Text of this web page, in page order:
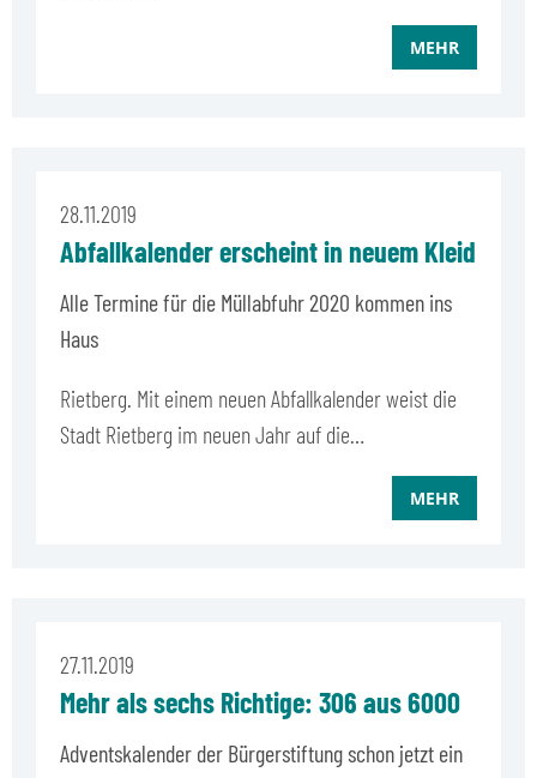
MEHR
28.11.2019
Abfallkalender erscheint in neuem Kleid
Alle Termine für die Müllabfuhr 2020 kommen ins
Haus
Rietberg. Mit einem neuen Abfallkalender weist die
Stadt Rietberg im neuen Jahr auf die…
MEHR
27.11.2019
Mehr als sechs Richtige: 306 aus 6000
Adventskalender der Bürgerstiftung schon jetzt ein